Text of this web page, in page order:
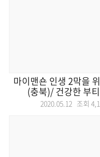
마이맨숀 인생 2막을
(충북)/ 건강한 부
2020.05.12 조회